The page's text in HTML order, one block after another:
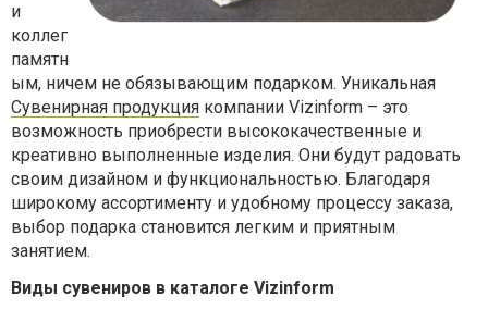
и
коллег
памятн
ым, ничем не обязывающим подарком. Уникальная
Сувенирная продукция компании Vizinform – это
возможность приобрести высококачественные и
креативно выполненные изделия. Они будут радовать
своим дизайном и функциональностью. Благодаря
широкому ассортименту и удобному процессу заказа,
выбор подарка становится легким и приятным
занятием.
Виды сувениров в каталоге Vizinform